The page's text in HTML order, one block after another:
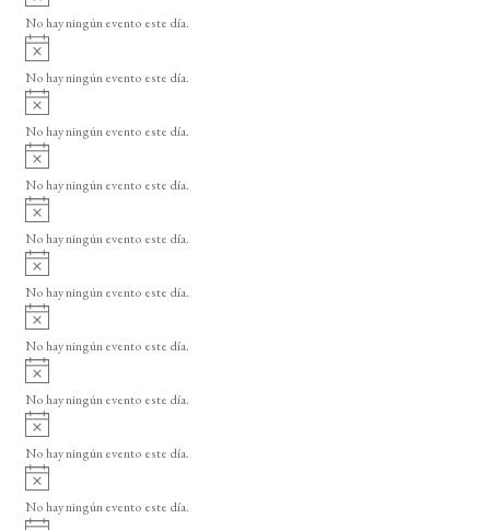
o
v
i
o
No hay ningún evento este día.
A
v
i
o
No hay ningún evento este día.
A
v
i
o
No hay ningún evento este día.
A
v
i
o
No hay ningún evento este día.
A
v
i
o
No hay ningún evento este día.
A
v
i
o
No hay ningún evento este día.
A
v
i
o
No hay ningún evento este día.
A
v
i
o
No hay ningún evento este día.
A
v
i
o
No hay ningún evento este día.
A
v
i
No hay ningún evento este día.